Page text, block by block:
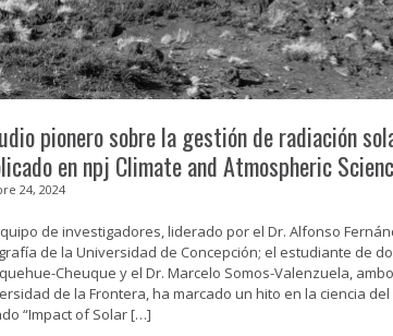
pionero sobre la gestión de radiación
en npj Climate and Atmospheric
24, 2024
de investigadores, liderado por el Dr. Alfonso
de la Universidad de Concepción; el estudiante de
Cheuque y el Dr. Marcelo Somos-Valenzuela,
de la Frontera, ha marcado un hito en la ciencia
“Impact of Solar […]